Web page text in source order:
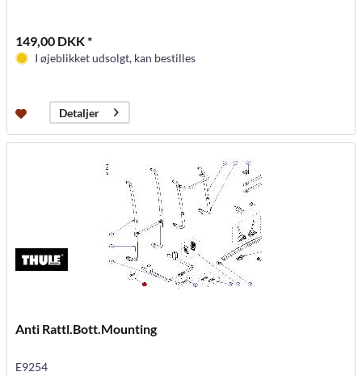
149,00 DKK *
I øjeblikket udsolgt, kan bestilles
Detaljer
Anti Rattl.Bott.Mounting
E9254